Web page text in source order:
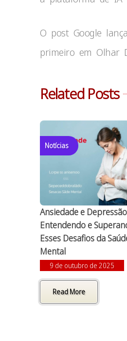
O post Google
primeiro em Olhar
Related Posts
Notícias
Ansiedade e
Entendendo e
Esses Desafios da
Mental
9 de outubro de 2025
Read More